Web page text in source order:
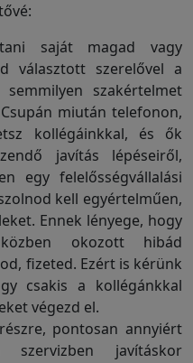
saját magad vagy
választott szerelővel a
szakértelmet
miután telefonon,
kollégáinkkal, és ők
javítás lépéseiről,
egy felelősségvállalási
kell egyértelműen,
Ennek lényege, hogy
okozott hibád
fizeted. Ezért is kérünk
csakis a kollégánkkal
végezd el.
pontosan annyiért
javításkor